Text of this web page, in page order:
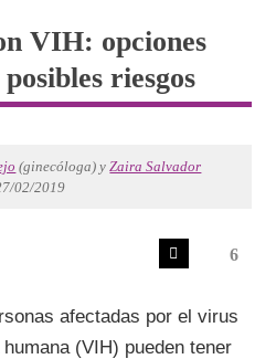
VIH: opciones
riesgos
(ginecóloga) yZaira Salvador
02/2019
6
afectadas por el virus
(VIH) pueden tener